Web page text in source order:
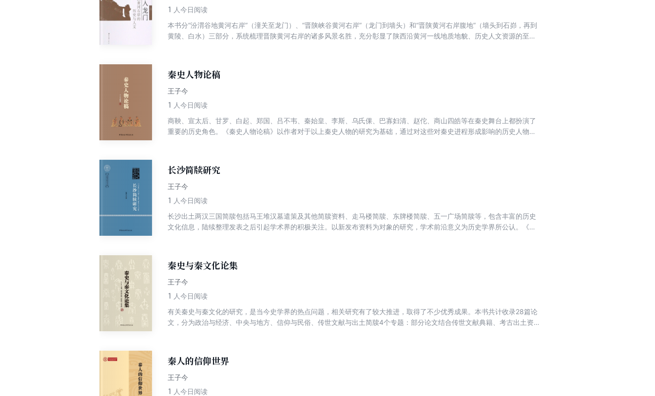
1 人今日阅读
本书分“汾渭谷地黄河右岸”（潼关至龙门）、“晋陕峡谷黄河右岸”（龙门到墙头）和“晋陕黄河右岸腹地”（墙头到石峁，再到
黄陵、白水）三部分，系统梳理晋陕黄河右岸的诸多风景名胜，充分彰显了陕西沿黄河一线地质地貌、历史人文资源的至高
秦史人物论稿
王子今
1 人今日阅读
商鞅、宣太后、甘罗、白起、郑国、吕不韦、秦始皇、李斯、乌氏倮、巴寡妇清、赵佗、商山四皓等在秦史舞台上都扮演了
重要的历史角色。《秦史人物论稿》以作者对于以上秦史人物的研究为基础，通过对这些对秦史进程形成影响的历史人物的
长沙简牍研究
王子今
1 人今日阅读
长沙出土两汉三国简牍包括马王堆汉墓遣策及其他简牍资料、走马楼简牍、东牌楼简牍、五一广场简牍等，包含丰富的历史
文化信息，陆续整理发表之后引起学术界的积极关注。以新发布资料为对象的研究，学术前沿意义为历史学界所公认。《长
秦史与秦文化论集
王子今
1 人今日阅读
有关秦史与秦文化的研究，是当今史学界的热点问题，相关研究有了较大推进，取得了不少优秀成果。本书共计收录28篇论
文，分为政治与经济、中央与地方、信仰与民俗、传世文献与出土简牍4个专题：部分论文结合传世文献典籍、考古出土资
问题展开探讨，对秦的社会结构、阶级关系以及秦政对后世的彩响等问题加以论述。诸位作者从不同角度展开讨论，澄清了
一些学术疑难问题，提出了不少富有建设性的新见解。
秦人的信仰世界
王子今
1 人今日阅读